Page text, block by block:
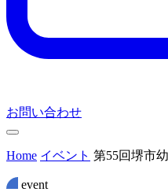
お問い合わせ
Home イベント 第55回堺市
event